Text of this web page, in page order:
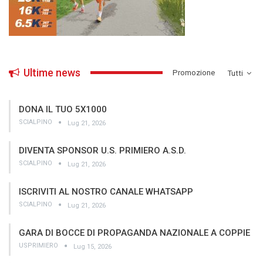
Tutti
Ultime news ­Promozione
DONA IL TUO 5X1000
SCIALPINO Lug 21, 2026
DIVENTA SPONSOR U.S. PRIMIERO A.S.D.
SCIALPINO Lug 21, 2026
ISCRIVITI AL NOSTRO CANALE WHATSAPP
SCIALPINO Lug 21, 2026
GARA DI BOCCE DI PROPAGANDA NAZIONALE A COPPIE
USPRIMIERO Lug 15, 2026